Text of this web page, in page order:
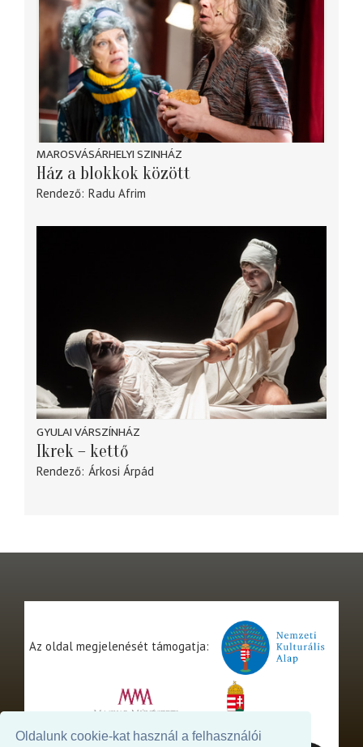
Oldalunk cookie-kat használ a felhasználói
MAROSVÁSÁRHELYI SZINHÁZ
Ház a blokkok között
Rendező Radu Afrim
GYULAI VÁRSZÍNHÁZ
Ikrek – kettő
Rendező Árkosi Árpád
Az oldal megjelenését támogatja: